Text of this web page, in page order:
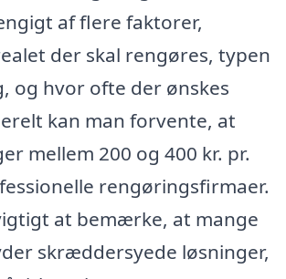
af flere faktorer,
der skal rengøres, typen
og hvor ofte der ønskes
kan man forvente, at
mellem 200 og 400 kr. pr.
rengøringsfirmaer.
at bemærke, at mange
skræddersyede løsninger,